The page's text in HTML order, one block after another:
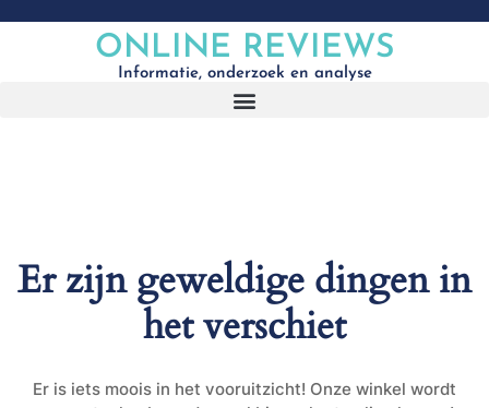
ONLINE REVIEWS
Informatie, onderzoek en analyse
Er zijn geweldige dingen in
het verschiet
Er is iets moois in het vooruitzicht! Onze winkel wordt